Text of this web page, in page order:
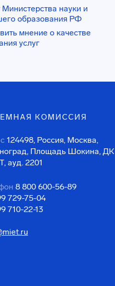
науки и
образования РФ
мнение о качестве
услуг
КОМИССИЯ
124498, Россия, Москва,
Площадь Шокина, ДК
ауд. 2201
8 800 600-56-89
729-75-04
710-22-13